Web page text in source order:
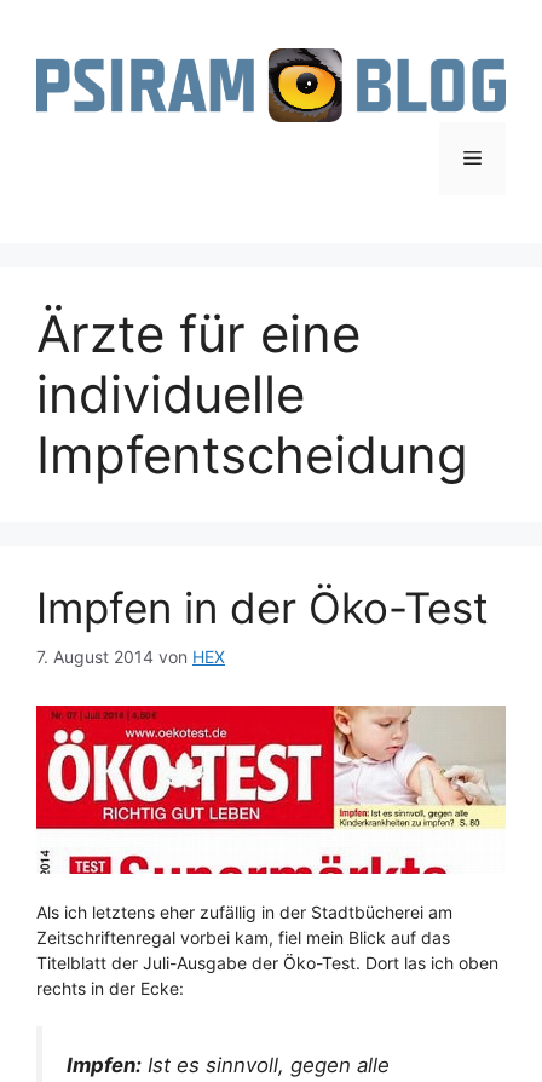
springen
Menü
Ärzte für eine
individuelle
Impfentscheidung
Impfen in der Öko-Test
7. August 2014 von HEX
Als ich letztens eher zufällig in der Stadtbücherei am
Zeitschriftenregal vorbei kam, fiel mein Blick auf das
Titelblatt der Juli-Ausgabe der Öko-Test. Dort las ich oben
rechts in der Ecke:
Impfen: Ist es sinnvoll, gegen alle